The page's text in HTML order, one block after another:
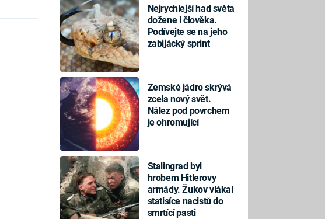
Nejrychlejší had světa
dožene i člověka.
Podívejte se na jeho
zabijácký sprint
Zemské jádro skrývá
zcela nový svět.
Nález pod povrchem
je ohromující
Stalingrad byl
hrobem Hitlerovy
armády. Žukov vlákal
statisíce nacistů do
smrtící pasti